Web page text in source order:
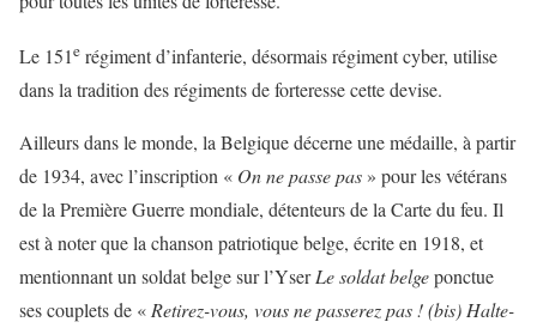
Le 151e régiment d’infanterie, désormais régiment cyber, utilise
dans la tradition des régiments de forteresse cette devise.
Ailleurs dans le monde, la Belgique décerne une médaille, à partir
de 1934, avec l’inscription « On ne passe pas » pour les vétérans
de la Première Guerre mondiale, détenteurs de la Carte du feu. Il
est à noter que la chanson patriotique belge, écrite en 1918, et
mentionnant un soldat belge sur l’YserLe soldat belgeponctue
ses couplets de « Retirez-vous, vous ne passerez pas ! (bis) Halte-